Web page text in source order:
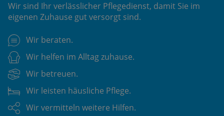
Wir sind Ihr verlässlicher Pflegedienst, damit Sie im
eigenen Zuhause gut versorgt sind.
Wir beraten.
Wir helfen im Alltag zuhause.
Wir betreuen.
Wir leisten häusliche Pflege.
Wir vermitteln weitere Hilfen.